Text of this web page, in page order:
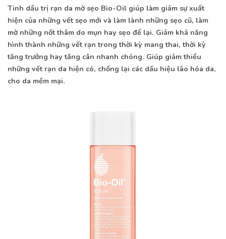
Tinh dầu trị rạn da mờ sẹo Bio-Oil giúp làm giảm sự xuất
hiện của những vết sẹo mới và làm lành những sẹo cũ, làm
mờ những nốt thâm do mụn hay sẹo để lại. Giảm khả năng
hình thành những vết rạn trong thời kỳ mang thai, thời kỳ
tăng trưởng hay tăng cân nhanh chóng. Giúp giảm thiểu
những vết rạn da hiện có, chống lại các dấu hiệu lão hóa da,
cho da mềm mại.